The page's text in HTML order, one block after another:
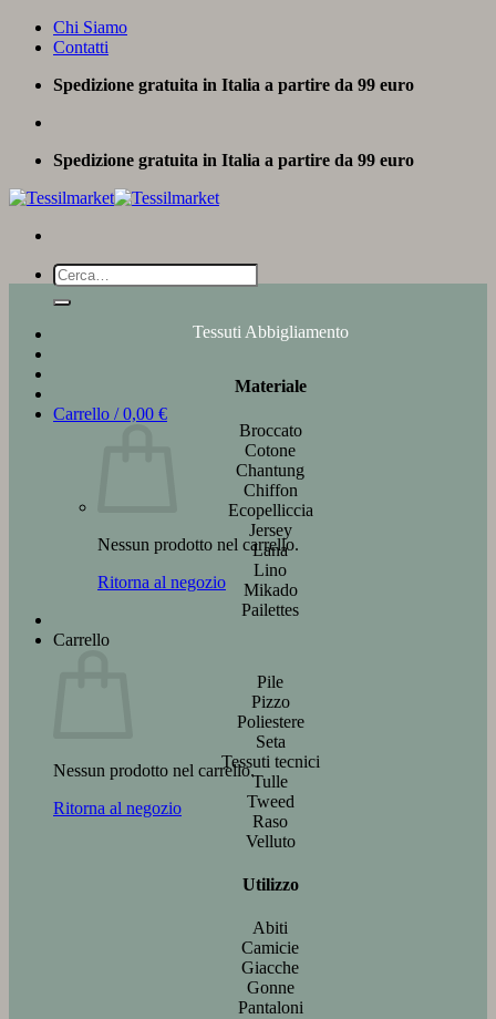
Salta
Chi Siamo
Contatti
Spedizione gratuita in Italia a partire da 99 euro
Spedizione gratuita in Italia a partire da 99 euro
Cerca:
Carrello /0,00 €
Nessun prodotto nel carrello.
Ritorna al negozio
Carrello
Nessun prodotto nel carrello.
Ritorna al negozio
Tessuti Abbigliamento
Materiale
Broccato
Cotone
Chantung
Chiffon
Ecopelliccia
Jersey
Lana
Lino
Mikado
Pailettes
Pile
Pizzo
Poliestere
Seta
Tessuti tecnici
Tulle
Tweed
Raso
Velluto
Utilizzo
Abiti
Camicie
Giacche
Gonne
Pantaloni